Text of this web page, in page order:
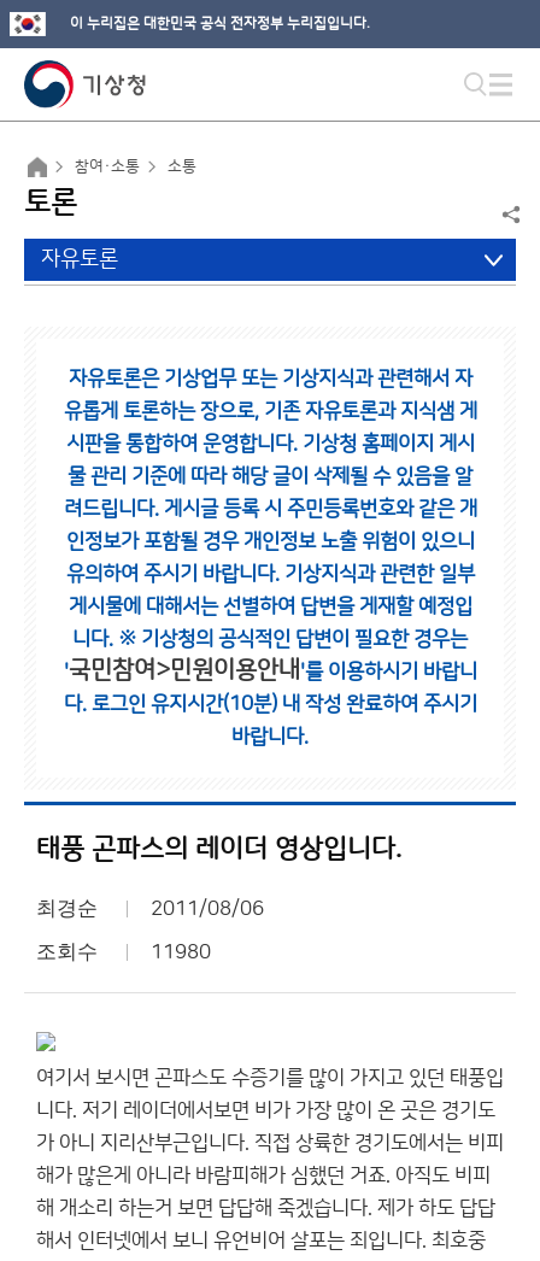
이 누리집은 대한민국 공식 전자정부 누리집입니다.
참여·소통 소통
토론
자유토론
자유토론은 기상업무 또는 기상지식과 관련해서 자
유롭게 토론하는 장으로, 기존 자유토론과 지식샘 게
시판을 통합하여 운영합니다. 기상청 홈페이지 게시
물 관리 기준에 따라 해당 글이 삭제될 수 있음을 알
려드립니다. 게시글 등록 시 주민등록번호와 같은 개
인정보가 포함될 경우 개인정보 노출 위험이 있으니
유의하여 주시기 바랍니다. 기상지식과 관련한 일부
게시물에 대해서는 선별하여 답변을 게재할 예정입
니다. ※ 기상청의 공식적인 답변이 필요한 경우는
'국민참여>민원이용안내 '를 이용하시기 바랍니
다. 로그인 유지시간(10분) 내 작성 완료하여 주시기
바랍니다.
태풍 곤파스의 레이더 영상입니다.
최경순 2011/08/06
조회수 11980
여기서 보시면 곤파스도 수증기를 많이 가지고 있던 태풍입
니다. 저기 레이더에서보면 비가 가장 많이 온 곳은 경기도
가 아니 지리산부근입니다. 직접 상륙한 경기도에서는 비피
해가 많은게 아니라 바람피해가 심했던 거죠. 아직도 비피
해 개소리 하는거 보면 답답해 죽겠습니다. 제가 하도 답답
해서 인터넷에서 보니 유언비어 살포는 죄입니다. 최호중